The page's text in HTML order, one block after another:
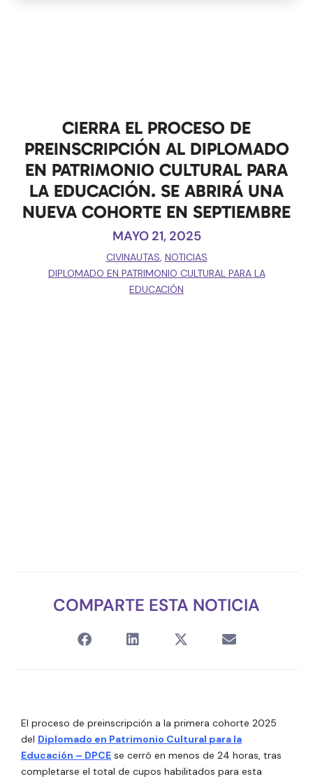
CIERRA EL PROCESO DE
PREINSCRIPCIÓN AL DIPLOMADO
EN PATRIMONIO CULTURAL PARA
LA EDUCACIÓN. SE ABRIRÁ UNA
NUEVA COHORTE EN SEPTIEMBRE
MAYO 21, 2025
CIVINAUTAS, NOTICIAS
DIPLOMADO EN PATRIMONIO CULTURAL PARA LA
EDUCACIÓN
COMPARTE ESTA NOTICIA
El proceso de preinscripción a la primera cohorte 2025
del Diplomado en Patrimonio Cultural para la
Educación – DPCE se cerró en menos de 24 horas, tras
completarse el total de cupos habilitados para esta